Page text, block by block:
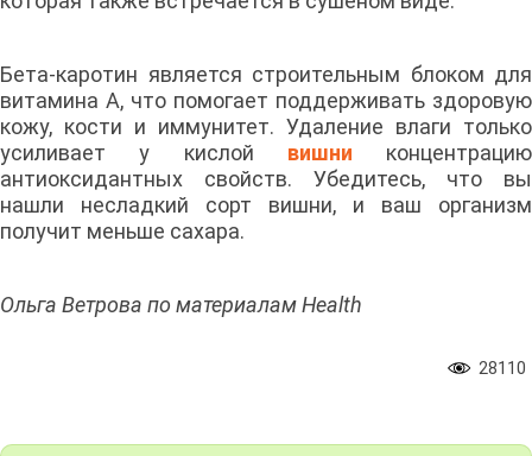
Бета-каротин является строительным блоком для
витамина А, что помогает поддерживать здоровую
кожу, кости и иммунитет. Удаление влаги только
усиливает у кислой вишни концентрацию
антиоксидантных свойств. Убедитесь, что вы
нашли несладкий сорт вишни, и ваш организм
получит меньше сахара.
Ольга Ветрова по материалам Health
28110